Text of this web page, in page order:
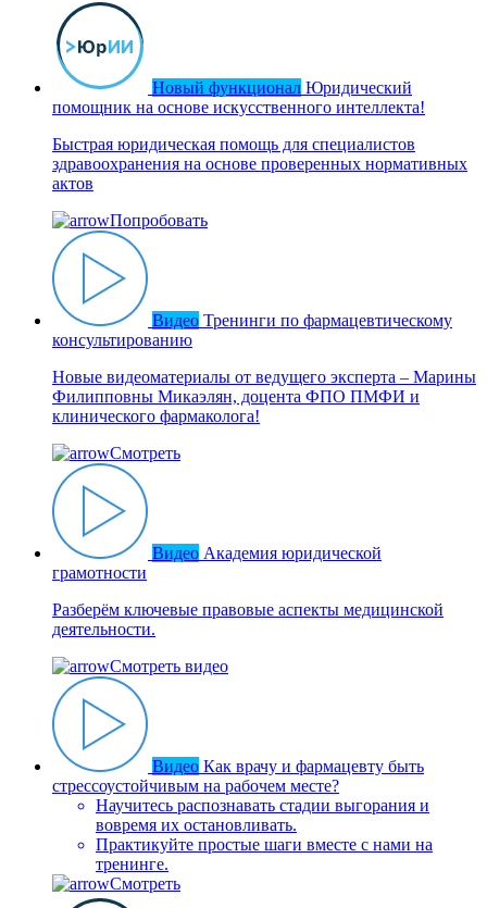
Новый функционал Юридический
помощник на основе искусственного интеллекта!
Быстрая юридическая помощь для специалистов
здравоохранения на основе проверенных нормативных
актов
Попробовать
Видео Тренинги по фармацевтическому
консультированию
Новые видеоматериалы от ведущего эксперта – Марины
Филипповны Микаэлян, доцента ФПО ПМФИ и
клинического фармаколога!
Смотреть
Видео Академия юридической
грамотности
Разберём ключевые правовые аспекты медицинской
деятельности.
Смотреть видео
Видео Как врачу и фармацевту быть
стрессоустойчивым на рабочем месте?
Научитесь распознавать стадии выгорания и
вовремя их остановливать.
Практикуйте простые шаги вместе с нами на
тренинге.
Смотреть